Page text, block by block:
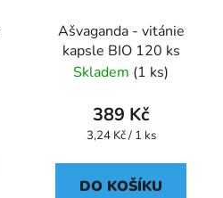
Ašvaganda - vitánie
kapsle BIO 120 ks
Skladem (1 ks)
389 Kč
Měrná
3,24 Kč / 1 ks
DO KOŠÍKU